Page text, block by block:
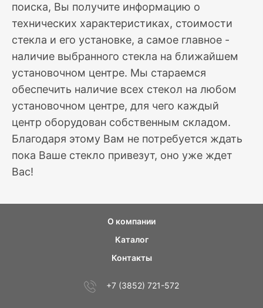
поиска, Вы получите информацию о
технических характеристиках, стоимости
стекла и его установке, а самое главное -
наличие выбранного стекла на ближайшем
установочном центре. Мы стараемся
обеспечить наличие всех стекол на любом
установочном центре, для чего каждый
центр оборудован собственным складом.
Благодаря этому Вам не потребуется ждать
пока Ваше стекло привезут, оно уже ждет
Вас!
О компании
Каталог
Контакты
+7 (3852) 721-572